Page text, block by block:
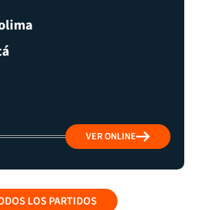
VER ONLINE
LOS PARTIDOS